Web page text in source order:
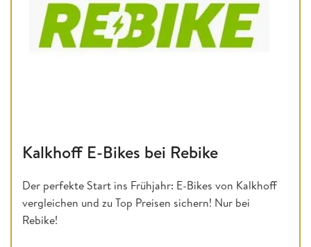
Kalkhoff E-Bikes bei Rebike
Der perfekte Start ins Frühjahr: E-Bikes von Kalkhoff
vergleichen und zu Top Preisen sichern! Nur bei
Rebike!